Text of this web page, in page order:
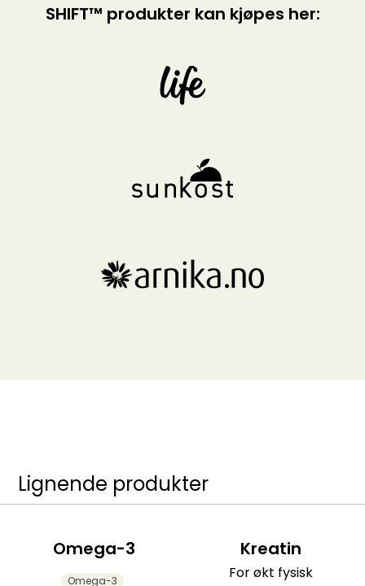
SHIFT™ produkter kan kjøpes her:
Lignende produkter
Omega-3
Omega-3
Kreatin
For økt fysisk